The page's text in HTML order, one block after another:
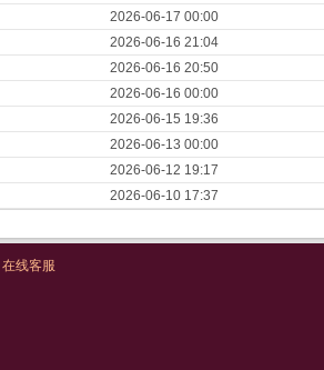
2026-06-17 00:00
2026-06-16 21:04
2026-06-16 20:50
2026-06-16 00:00
2026-06-15 19:36
2026-06-13 00:00
2026-06-12 19:17
2026-06-10 17:37
在线客服